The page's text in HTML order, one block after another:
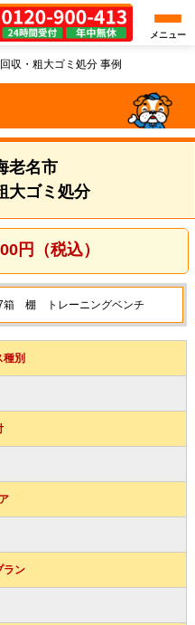
メニュー
収・粗大ゴミ処分 事例
老名市
大ゴミ処分
円（税込）
棚 トレーニングベンチ
種別
ラン